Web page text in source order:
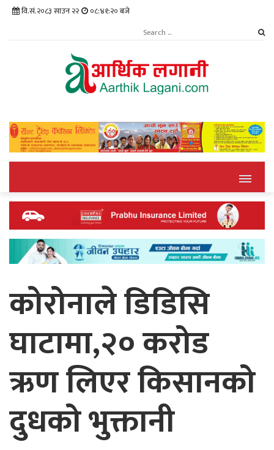
वि.सं.२०८३ साउन २२ ०८:४१:२१ बजे
कोरोनाले डिडिसि
घाटामा,२० करोड
ऋण लिएर किसानको
दुधको भुक्तानी